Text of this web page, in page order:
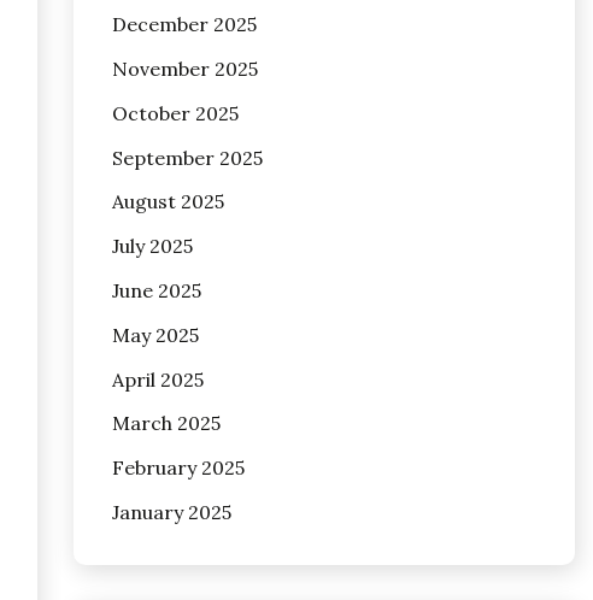
December 2025
November 2025
October 2025
September 2025
August 2025
July 2025
June 2025
May 2025
April 2025
March 2025
February 2025
January 2025